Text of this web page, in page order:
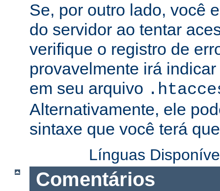
Se, por outro lado, você
do servidor ao tentar
verifique o registro de
provavelmente irá
em seu arquivo
Alternativamente, ele
sintaxe que você terá
Línguas
Comentários